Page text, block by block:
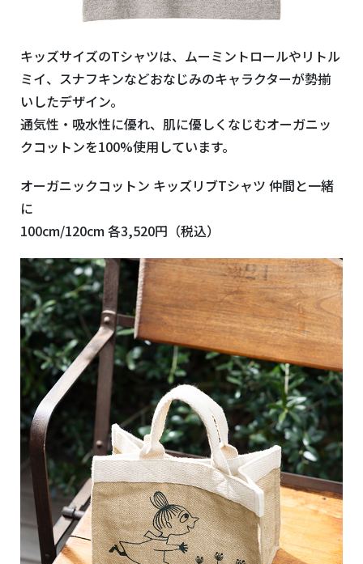
キッズサイズのTシャツは、ムーミントロールやリトル
ミイ、スナフキンなどおなじみのキャラクターが勢揃
いしたデザイン。
通気性・吸水性に優れ、肌に優しくなじむオーガニッ
クコットンを100%使用しています。
オーガニックコットン キッズリブTシャツ 仲間と一緒
に
100cm/120cm 各3,520円（税込）